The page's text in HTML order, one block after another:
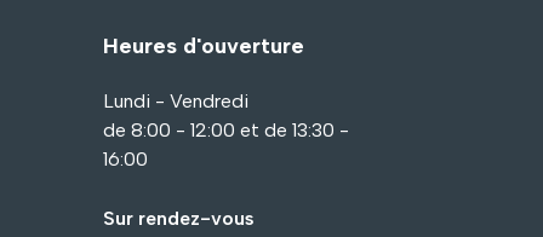
Heures d'ouverture
Lundi - Vendredi
de 8:00 - 12:00 et de 13:30 -
16:00
Sur rendez-vous